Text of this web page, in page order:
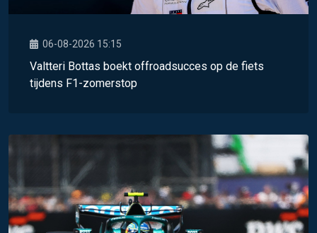
06-08-2026 15:15
Valtteri Bottas boekt offroadsucces op de fiets
tijdens F1-zomerstop